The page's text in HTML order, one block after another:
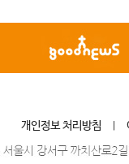
개인정보 처리방침